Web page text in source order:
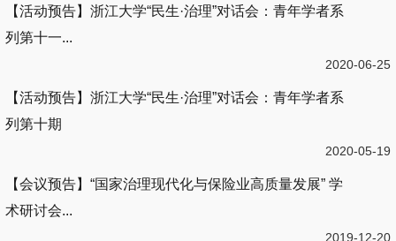
【活动预告】浙江大学“民生·治理”对话会：青年学者系
列第十一...
2020-06-25
【活动预告】浙江大学“民生·治理”对话会：青年学者系
列第十期
2020-05-19
【会议预告】“国家治理现代化与保险业高质量发展” 学
术研讨会...
2019-12-20